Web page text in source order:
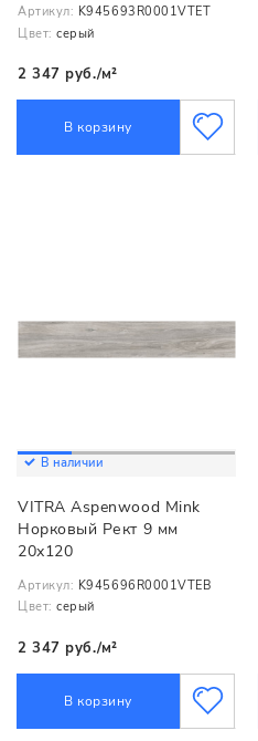
Артикул: K945693R0001VTET
Цвет: серый
2 347 руб./м²
В корзину
В наличии
VITRA Aspenwood Mink
Норковый Рект 9 мм
20х120
Артикул: K945696R0001VTEB
Цвет: серый
2 347 руб./м²
В корзину